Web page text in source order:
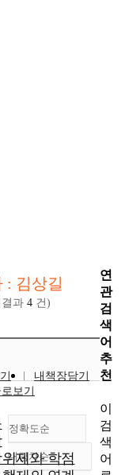
: 김상길
과 4 건)
내책장담기
보기
정확도순
정확도
내림차순
제와 학점
연
관
검
색
어
추
천
이
검
색
어